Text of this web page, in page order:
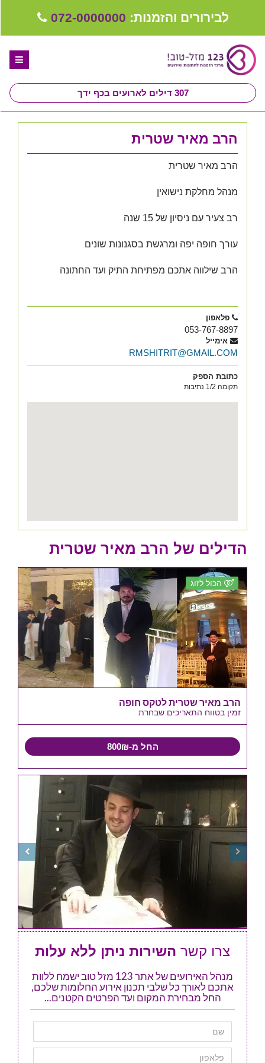
לבירורים והזמנות: 072-0000000
307 דילים לארועים בכף ידך
ספקים לחתונה מומלצים
קבלו ייעוץ בחינם
טיפים לארגון ותכנון חתונה
קבוצת וואטסאפ-ספקים עונים LIVE
שירות אישי בקליק
הרב מאיר שטרית
הרב מאיר שטרית
מנהל מחלקת נישואין
רב צעיר עם ניסיון של 15 שנה
עורך חופה יפה ומרגשת בסגנונות שונים
הרב שילווה אתכם מפתיחת התיק ועד החתונה
פלאפון
053-767-8897
אימייל
RMSHITRIT@GMAIL.COM
כתובת הספק
תקומה 1/2 נתיבות
הדילים של הרב מאיר שטרית
הכול לזוג
הרב מאיר שטרית לטקס חופה
זמין בטווח התאריכים שבחרת
החל מ-800₪
צרו קשר השירות ניתן ללא עלות
מנהל האירועים של אתר 123 מזל טוב ישמח ללוות
אתכם לאורך כל שלבי תכנון אירוע החלומות שלכם,
החל מבחירת המקום ועד הפרטים הקטנים...